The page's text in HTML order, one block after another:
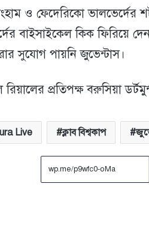
ও ফেদেরিকো ভালভের্দের
বাইসাইকেল কিক ফিরিয়ে
সুযোগ পায়নি জুভেন্টাস।
রিয়ালের প্রতিপক্ষ বরুসিয়া
Live ক্লাব বিশ্বকাপ